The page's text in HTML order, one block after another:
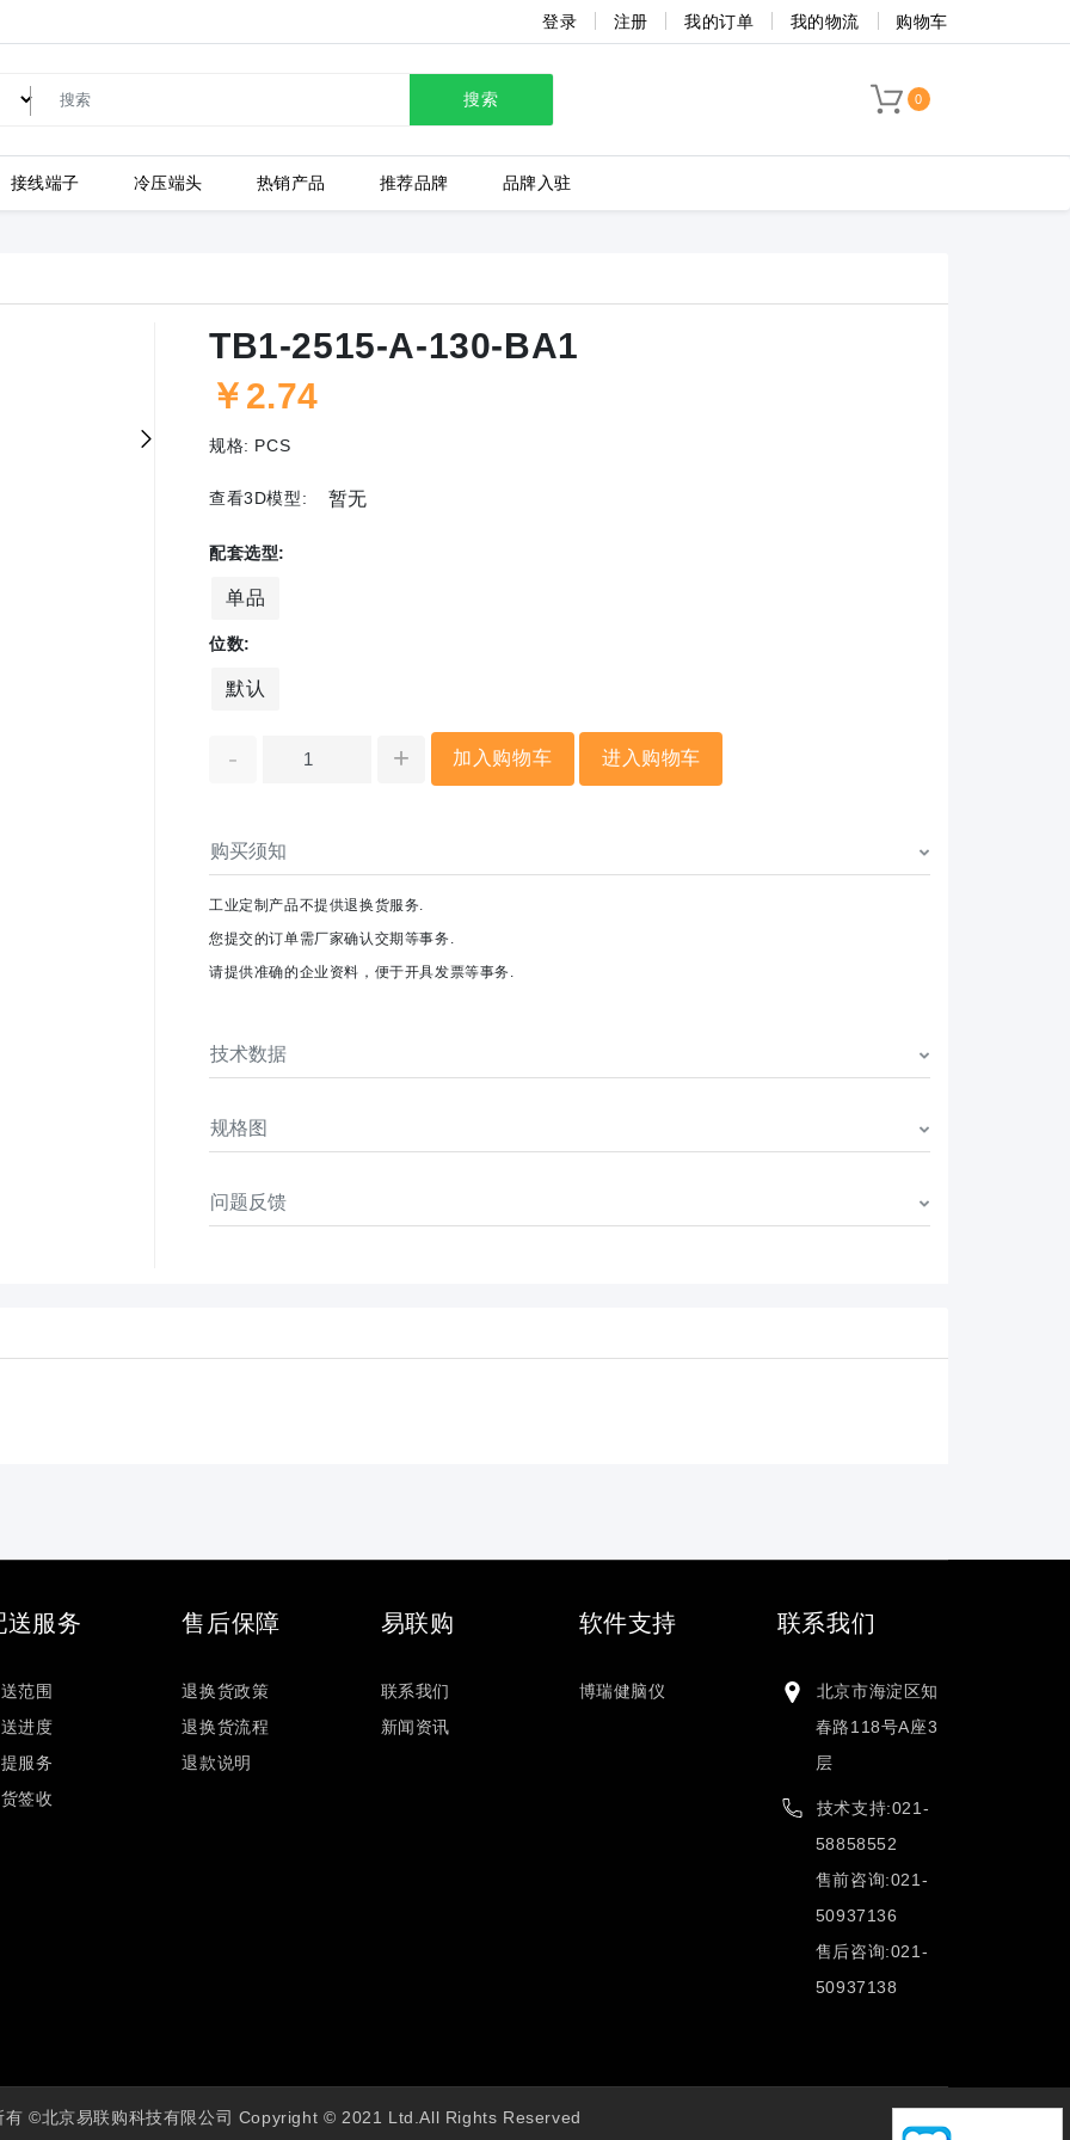
登录 注册 我的订单 我的物流 购物车
搜索 0
接线端子 冷压端头 热销产品 推荐品牌 品牌入驻
LC80-2.54-10P-130-00A
TB1-2515-A-130-BA1
￥2.74
规格: PCS
查看3D模型: 暂无
配套选型:
单品
位数:
默认
- + 加入购物车 进入购物车
购买须知
工业定制产品不提供退换货服务.
您提交的订单需厂家确认交期等事务.
请提供准确的企业资料，便于开具发票等事务.
技术数据
规格图
问题反馈
送服务
范围
进度
服务
签收
售后保障
退换货政策
退换货流程
退款说明
易联购
联系我们
新闻资讯
软件支持
博瑞健脑仪
联系我们
北京市海淀区知
春路118号A座3
层
技术支持:021-
58858552
售前咨询:021-
50937136
售后咨询:021-
50937138
有 ©北京易联购科技有限公司 Copyright © 2021 Ltd.All Rights Reserved